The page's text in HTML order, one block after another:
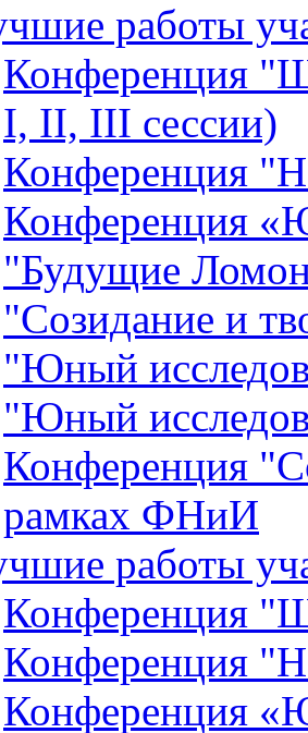
работы
Конференция
I, II, III сессии)
Конференция
Конференция
"Будущие
"Созидание и
"Юный
"Юный
Конференция
рамках ФНиИ
работы
Конференция
Конференция
Конференция